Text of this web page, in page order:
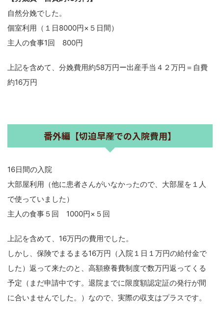
自然分娩でした。
個室利用（１日8000円×５日間）
主人の食事1回 800円
上記を含めて、分娩費用約58万円ー出産手当４２万円＝自費
約16万円
番外編【切迫早産での入院費用】
16日間の入院
大部屋利用（他に患者さんがいなかったので、大部屋を１人
で使っていました）
主人の食事５回 1000円×５回
上記を含めて、16万円の費用でした。
しかし、保険でまるまる16万円（入院１日１万円の給付金で
した）返って来たのと、高額療養費制度で数万円返ってくる
予定（まだ申請中です。退院までに限度額認定証の発行が間
に合いませんでした。）なので、実際の収支はプラスです。